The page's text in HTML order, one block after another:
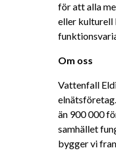
för att alla
eller kulturell
Om oss
Vattenfall
än 900 000
samhället
bygger vi